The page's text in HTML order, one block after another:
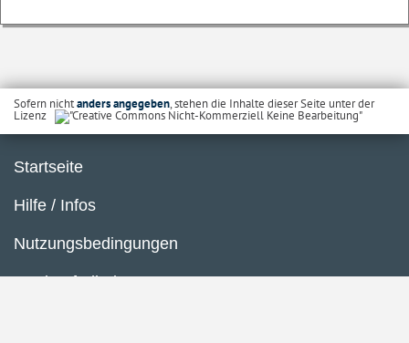
Sofern nichtanders angegeben, stehen die Inhalte dieser Seite unter der
Lizenz
Startseite
Hilfe / Infos
Nutzungsbedingungen
Barrierefreiheit